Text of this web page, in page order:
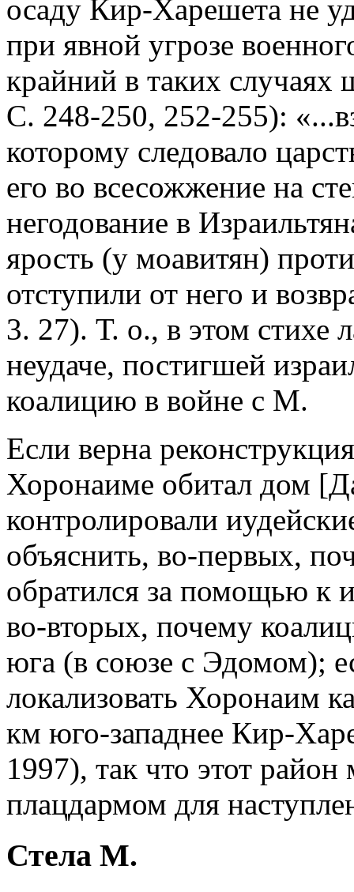
осаду Кир-Харешета не
при явной угрозе
крайний в таких
С. 248-250, 252-255):
которому следовало
его во всесожжение на
негодование в
ярость (у моавитян)
отступили от него и
3. 27). Т. о., в этом стихе
неудаче, постигшей
коалицию в войне с М.
Если верна
Хоронаиме обитал дом
контролировали
объяснить, во-первых,
обратился за помощью к
во-вторых, почему
юга (в союзе с Эдомом);
локализовать Хоронаим
км юго-западнее Кир-
1997), так что этот район
плацдармом для
Стела М.